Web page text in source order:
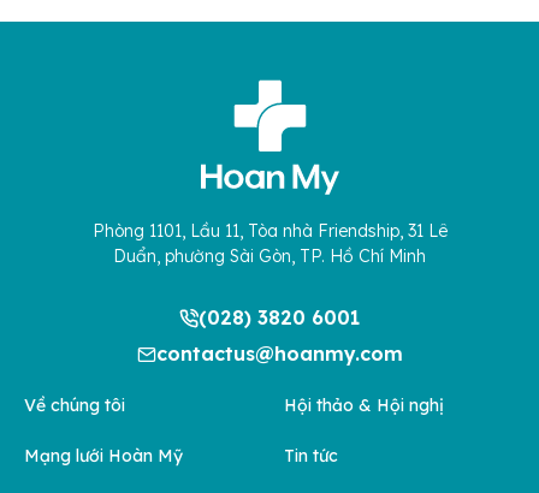
Phòng 1101, Lầu 11, Tòa nhà Friendship, 31 Lê
Duẩn, phường Sài Gòn, TP. Hồ Chí Minh
(028) 3820 6001
contactus@hoanmy.com
Về chúng tôi
Mạng lưới Hoàn Mỹ
Hội thảo & Hội nghị
Tin tức